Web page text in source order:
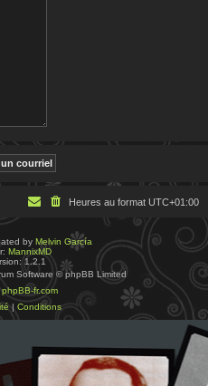
Heures au format UTC+01:00
by Melvin García
MannixMD
1.2.1
Software © phpBB Limited
phpBB-fr.com
| Conditions